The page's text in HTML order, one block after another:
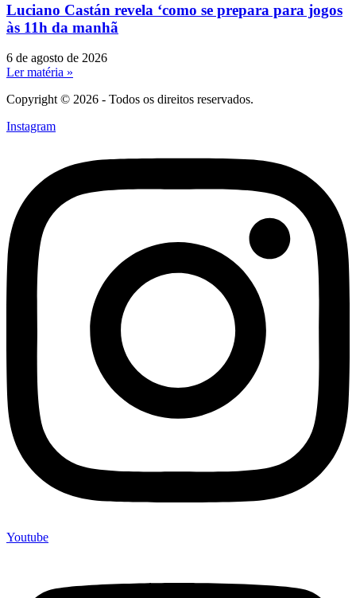
Luciano Castán revela ‘como se prepara para jogos
às 11h da manhã
6 de agosto de 2026
Ler matéria »
Copyright © 2026 - Todos os direitos reservados.
Instagram
Youtube